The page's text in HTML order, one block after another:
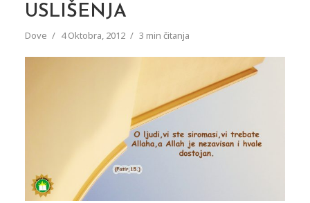
USLIŠENJA
Dove 4 Oktobra, 2012 3 min čitanja